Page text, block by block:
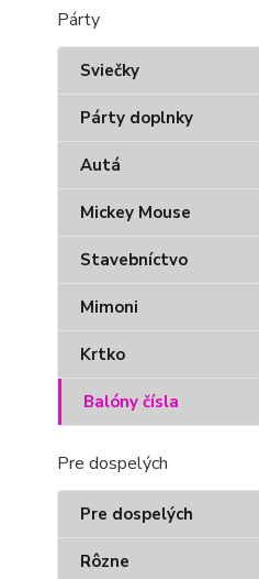
Párty
Sviečky
Párty doplnky
Autá
Mickey Mouse
Stavebníctvo
Mimoni
Krtko
Balóny čísla
Pre dospelých
Pre dospelých
Rôzne